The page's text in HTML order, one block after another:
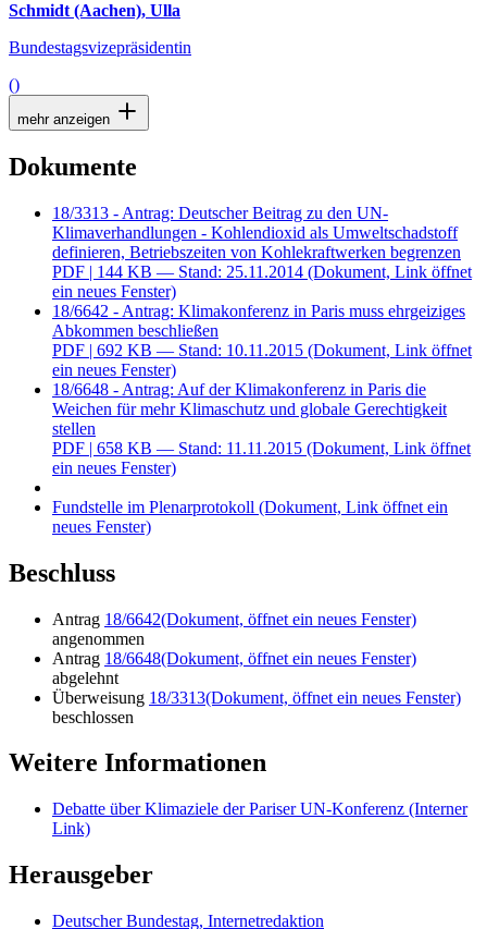
Schmidt (Aachen), Ulla
Bundestagsvizepräsidentin
()
mehr anzeigen
Dokumente
18/3313 - Antrag: Deutscher Beitrag zu den UN-
Klimaverhandlungen - Kohlendioxid als Umweltschadstoff
definieren, Betriebszeiten von Kohlekraftwerken begrenzen
PDF | 144 KB — Stand: 25.11.2014 (Dokument, Link öffnet
ein neues Fenster)
18/6642 - Antrag: Klimakonferenz in Paris muss ehrgeiziges
Abkommen beschließen
PDF | 692 KB — Stand: 10.11.2015 (Dokument, Link öffnet
ein neues Fenster)
18/6648 - Antrag: Auf der Klimakonferenz in Paris die
Weichen für mehr Klimaschutz und globale Gerechtigkeit
stellen
PDF | 658 KB — Stand: 11.11.2015 (Dokument, Link öffnet
ein neues Fenster)
Fundstelle im Plenarprotokoll (Dokument, Link öffnet ein
neues Fenster)
Beschluss
Antrag 18/6642(Dokument, öffnet ein neues Fenster)
angenommen
Antrag 18/6648(Dokument, öffnet ein neues Fenster)
abgelehnt
Überweisung 18/3313(Dokument, öffnet ein neues Fenster)
beschlossen
Weitere Informationen
Debatte über Klimaziele der Pariser UN-Konferenz (Interner
Link)
Herausgeber
Deutscher Bundestag, Internetredaktion